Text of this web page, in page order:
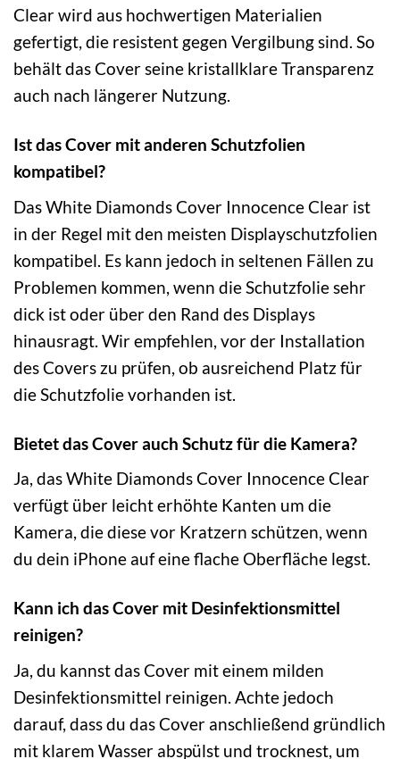
Clear wird aus hochwertigen Materialien
gefertigt, die resistent gegen Vergilbung sind. So
behält das Cover seine kristallklare Transparenz
auch nach längerer Nutzung.
Ist das Cover mit anderen Schutzfolien
kompatibel?
Das White Diamonds Cover Innocence Clear ist
in der Regel mit den meisten Displayschutzfolien
kompatibel. Es kann jedoch in seltenen Fällen zu
Problemen kommen, wenn die Schutzfolie sehr
dick ist oder über den Rand des Displays
hinausragt. Wir empfehlen, vor der Installation
des Covers zu prüfen, ob ausreichend Platz für
die Schutzfolie vorhanden ist.
Bietet das Cover auch Schutz für die Kamera?
Ja, das White Diamonds Cover Innocence Clear
verfügt über leicht erhöhte Kanten um die
Kamera, die diese vor Kratzern schützen, wenn
du dein iPhone auf eine flache Oberfläche legst.
Kann ich das Cover mit Desinfektionsmittel
reinigen?
Ja, du kannst das Cover mit einem milden
Desinfektionsmittel reinigen. Achte jedoch
darauf, dass du das Cover anschließend gründlich
mit klarem Wasser abspülst und trocknest, um